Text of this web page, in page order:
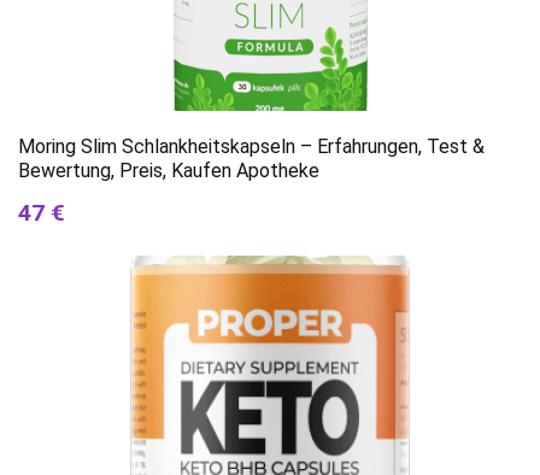
Moring Slim Schlankheitskapseln – Erfahrungen, Test &
Bewertung, Preis, Kaufen Apotheke
47 €